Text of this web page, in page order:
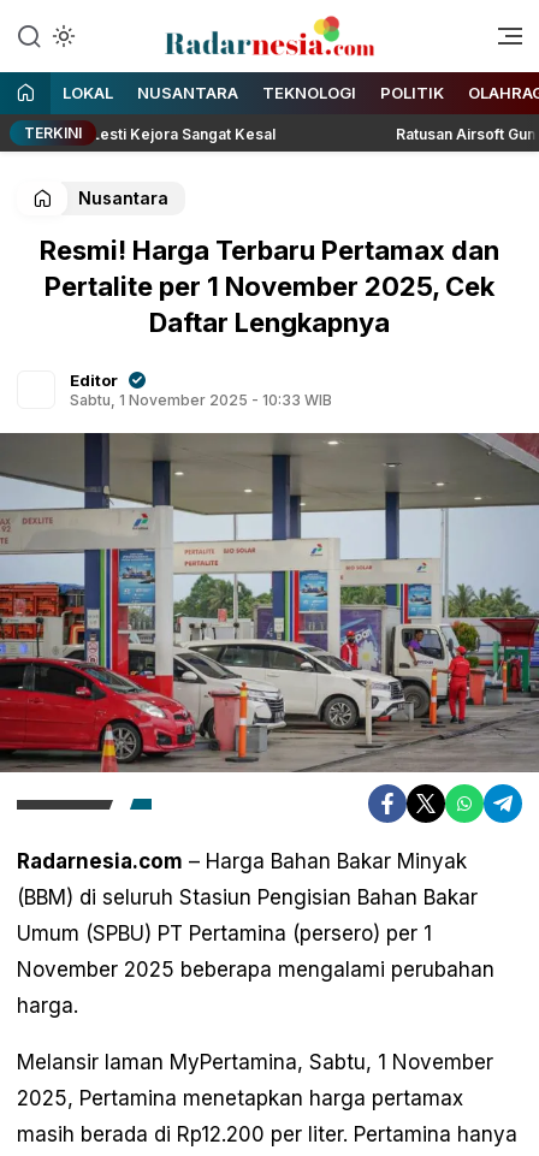
Radarnesia
Enak Dibaca
LOKAL NUSANTARA TEKNOLOGI POLITIK
TERKINI
Lesti Kejora Sangat Kesal Ratusan Airsoft Gun
Nusantara
Resmi! Harga Terbaru Pertamax dan
Pertalite per 1 November 2025, Cek
Daftar Lengkapnya
Editor
Sabtu, 1 November 2025 - 10:33 WIB
Radarnesia.com – Harga Bahan Bakar Minyak
(BBM) di seluruh Stasiun Pengisian Bahan Bakar
Umum (SPBU) PT Pertamina (persero) per 1
November 2025 beberapa mengalami perubahan
harga.
Melansir laman MyPertamina, Sabtu, 1 November
2025, Pertamina menetapkan harga pertamax
masih berada di Rp12.200 per liter. Pertamina hanya